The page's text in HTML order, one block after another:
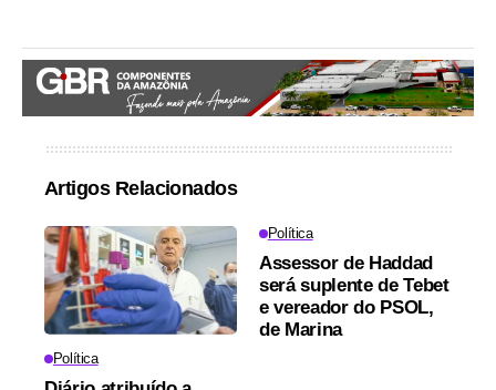
Artigos Relacionados
Política
Política
Assessor de Haddad
será suplente de Tebet
e vereador do PSOL,
de Marina